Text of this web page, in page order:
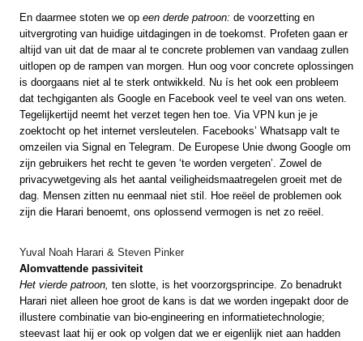
En daarmee stoten we op een derde patroon: de voorzetting en
uitvergroting van huidige uitdagingen in de toekomst. Profeten gaan er
altijd van uit dat de maar al te concrete problemen van vandaag zullen
uitlopen op de rampen van morgen. Hun oog voor concrete oplossingen
is doorgaans niet al te sterk ontwikkeld. Nu ís het ook een probleem
dat techgiganten als Google en Facebook veel te veel van ons weten.
Tegelijkertijd neemt het verzet tegen hen toe. Via VPN kun je je
zoektocht op het internet versleutelen. Facebooks’ Whatsapp valt te
omzeilen via Signal en Telegram. De Europese Unie dwong Google om
zijn gebruikers het recht te geven ‘te worden vergeten’. Zowel de
privacywetgeving als het aantal veiligheidsmaatregelen groeit met de
dag. Mensen zitten nu eenmaal niet stil. Hoe reëel de problemen ook
zijn die Harari benoemt, ons oplossend vermogen is net zo reëel.
Yuval Noah Harari & Steven Pinker
Alomvattende passiviteit
Het vierde patroon, ten slotte, is het voorzorgsprincipe. Zo benadrukt
Harari niet alleen hoe groot de kans is dat we worden ingepakt door de
illustere combinatie van bio-engineering en informatietechnologie;
steevast laat hij er ook op volgen dat we er eigenlijk niet aan hadden